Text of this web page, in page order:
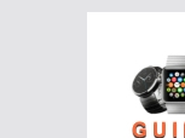
contenuto